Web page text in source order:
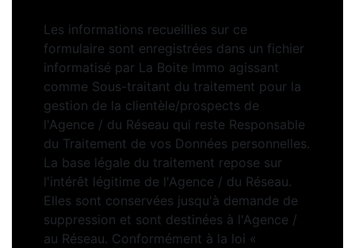
Les informations recueillies sur ce
formulaire sont enregistrées dans un fichier
informatisé par La Boite Immo agissant
comme Sous-traitant du traitement pour la
gestion de la clientèle/prospects de
l'Agence / du Réseau qui reste Responsable
du Traitement de vos Données personnelles.
La base légale du traitement repose sur
l'intérêt légitime de l'Agence / du Réseau.
Elles sont conservées jusqu'à demande de
suppression et sont destinées à l'Agence /
au Réseau. Conformément à la loi «